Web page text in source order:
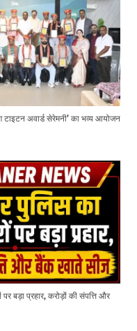
अवार्ड सेरेमनी’ का भव्य आयोजन
बड़ा प्रहार, करोड़ों की संपत्ति और